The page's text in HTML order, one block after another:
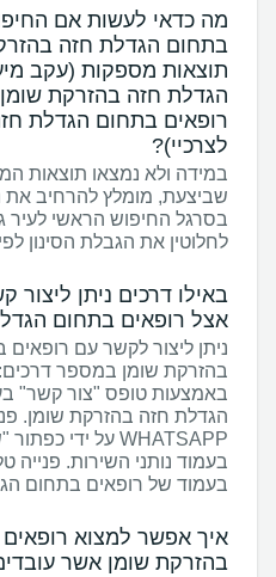
מה כדאי לעשות אם
בתחום הגדלת חזה
תוצאות מספקות (עקב
הגדלת חזה בהזרקת
רופאים בתחום הגדלת
לצרכיי)?
במידה ולא נמצאו תוצאות
שביצעת, מומלץ להרחיב את
בסרגל החיפוש הראשי לעיר
לחלוטין את הגבלת הסינון
באילו דרכים ניתן
אצל רופאים בתחום
ניתן ליצור לקשר עם
בהזרקת שומן במספר דרכים:
באמצעות טופס "צור קשר"
הגדלת חזה בהזרקת שומן.
בעמוד נותני השירות. פנייה
בעמוד של רופאים בתחום
איך אפשר למצוא
בהזרקת שומן אשר